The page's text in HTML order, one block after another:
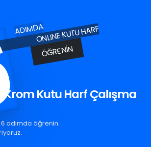
ADIMDAONLINE KUTU HARF
ÖĞRENIN
Kutu Harf Çalışma
6 adımda öğrenin.